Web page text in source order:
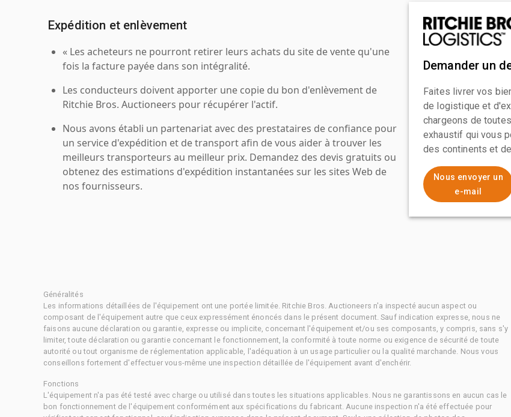
Expédition et enlèvement
« Les acheteurs ne pourront retirer leurs achats du site de vente qu'une
fois la facture payée dans son intégralité.
Les conducteurs doivent apporter une copie du bon d'enlèvement de
Ritchie Bros. Auctioneers pour récupérer l'actif.
Nous avons établi un partenariat avec des prestataires de confiance pour
un service d'expédition et de transport afin de vous aider à trouver les
meilleurs transporteurs au meilleur prix. Demandez des devis gratuits ou
obtenez des estimations d'expédition instantanées sur les sites Web de
nos fournisseurs.
Demander un
Faites livrer vos
de logistique et
chargeons de
exhaustif qui vous
des continents et
Nous envoyer un
e-mail
Généralités
Les informations détaillées de l'équipement ont une portée limitée. Ritchie Bros. Auctioneers n'a inspecté aucun aspect ou
composant de l'équipement autre que ceux expressément énoncés dans le présent document. Sauf indication expresse, nous ne
faisons aucune déclaration ou garantie, expresse ou implicite, concernant l'équipement et/ou ses composants, y compris, sans s'y
limiter, toute déclaration ou garantie concernant le fonctionnement, la conformité à toute norme ou exigence de sécurité de toute
autorité ou tout organisme de réglementation applicable, l'adéquation à un usage particulier ou la qualité marchande. Nous vous
conseillons fortement d'effectuer vous-même une inspection détaillée de l'équipement avant d'enchérir.
Fonctions
L'équipement n'a pas été testé avec charge ou utilisé dans toutes les situations applicables. Nous ne garantissons en aucun cas le
bon fonctionnement de l'équipement conformément aux spécifications du fabricant. Aucune inspection n'a été effectuée pour